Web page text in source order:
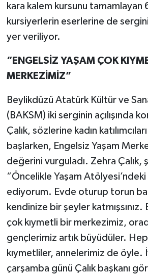
kara kalem kursunu tamamlayan
kursiyerlerin eserlerine de
yer veriliyor.
“ENGELSİZ YAŞAM ÇOK
MERKEZİMİZ”
Beylikdüzü Atatürk Kültür ve
(BAKSM) iki serginin açılışında
Çalık, sözlerine kadın
başlarken, Engelsiz Yaşam
değerini vurguladı. Zehra Çalık,
“Öncelikle Yaşam Atölyesi’ndeki
ediyorum. Evde oturup torun
kendinize bir şeyler katmışsınız.
çok kıymetli bir merkezimiz,
gençlerimiz artık büyüdüler.
kıymetliler, annelerimiz de öyle.
çarşamba günü Çalık başkanı